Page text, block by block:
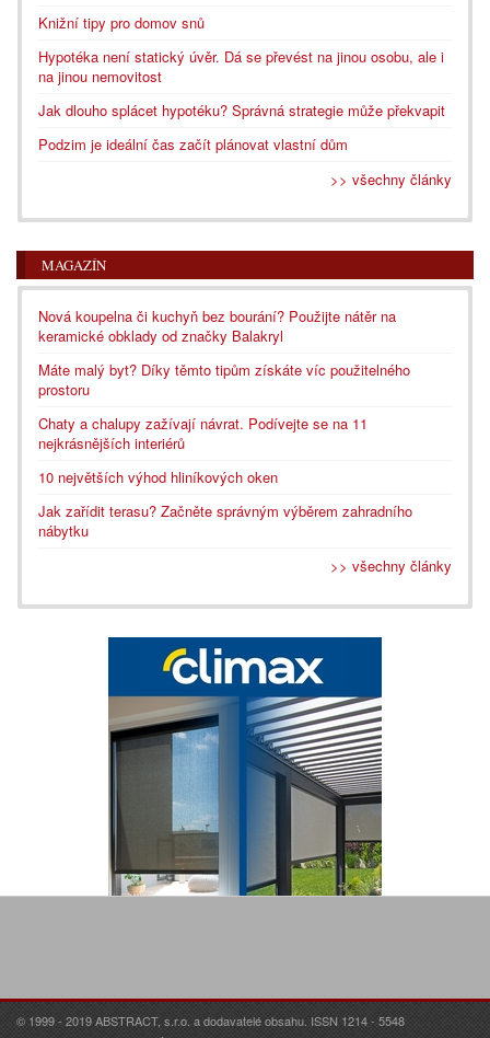
Knižní tipy pro domov snů
Hypotéka není statický úvěr. Dá se převést na jinou osobu, ale i
na jinou nemovitost
Jak dlouho splácet hypotéku? Správná strategie může překvapit
Podzim je ideální čas začít plánovat vlastní dům
>> všechny články
MAGAZÍN
Nová koupelna či kuchyň bez bourání? Použijte nátěr na
keramické obklady od značky Balakryl
Máte malý byt? Díky těmto tipům získáte víc použitelného
prostoru
Chaty a chalupy zažívají návrat. Podívejte se na 11
nejkrásnějších interiérů
10 největších výhod hliníkových oken
Jak zařídit terasu? Začněte správným výběrem zahradního
nábytku
>> všechny články
© 1999 - 2019 ABSTRACT, s.r.o. a dodavatelé obsahu. ISSN 1214 - 5548